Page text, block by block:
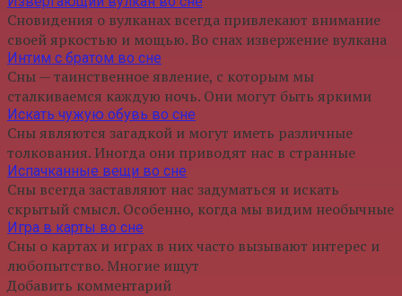
Сновидения о вулканах всегда привлекают внимание
своей яркостью и мощью. Во снах извержение вулкана
Интим с братом во сне
Сны — таинственное явление, с которым мы
сталкиваемся каждую ночь. Они могут быть яркими
Искать чужую обувь во сне
Сны являются загадкой и могут иметь различные
толкования. Иногда они приводят нас в странные
Испачканные вещи во сне
Сны всегда заставляют нас задуматься и искать
скрытый смысл. Особенно, когда мы видим необычные
Игра в карты во сне
Сны о картах и играх в них часто вызывают интерес и
любопытство. Многие ищут
Добавить комментарий